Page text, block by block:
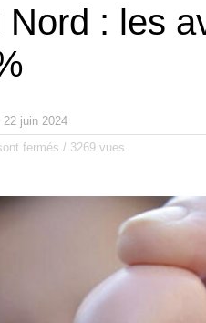
Nord : les
22 juin 2024
fermés / 3269 vues